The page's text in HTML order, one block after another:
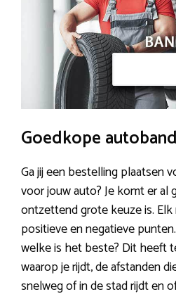
Goedkope
Ga jij een bestelling plaatsen
voor jouw auto? Je komt er al
ontzettend grote keuze is.
positieve en negatieve
welke is het beste? Dit heeft
waarop je rijdt, de afstanden
snelweg of in de stad rijdt en